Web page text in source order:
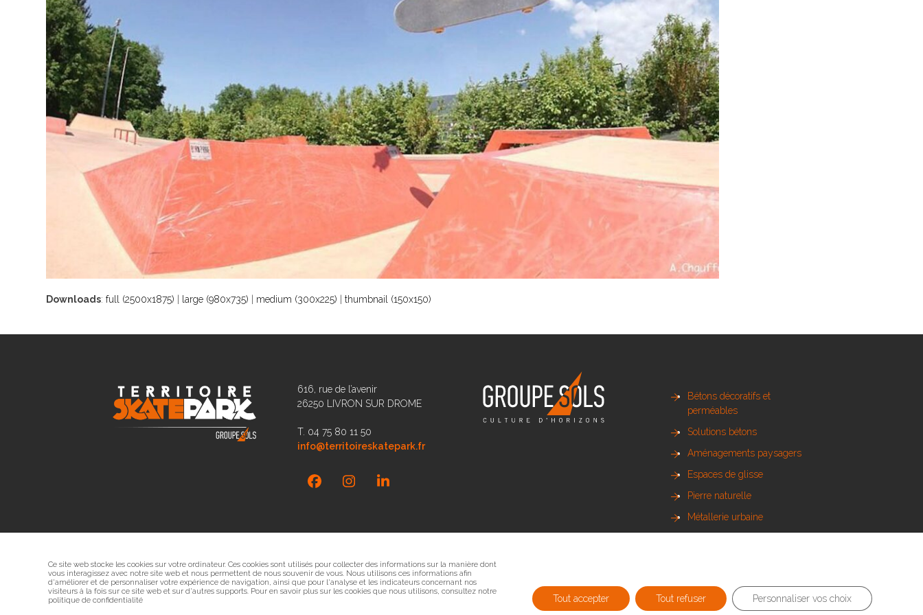
Downloads:full (2500x1875) large (980x735) medium (300x225) |thumbnail (150x150)
616, rue de l’avenir
26250 LIVRON SUR DROME
T. 04 75 80 11 50
info@territoireskatepark.fr
Facebook
InstagramLinkedIn
Bétons décoratifs et
perméables
Solutions bétons
Aménagements paysagers
Espaces de glisse
Pierre naturelle
Métallerie urbaine
Ce site web stocke les cookies sur votre ordinateur. Ces cookies sont utilisés pour collecter des informations sur la manière dont
vous interagissez avec notre site web et nous permettent de nous souvenir de vous. Nous utilisons ces informations afin
d'améliorer et de personnaliser votre expérience de navigation, ainsi que pour l'analyse et les indicateurs concernant nos
visiteurs à la fois sur ce site web et sur d'autres supports. Pour en savoir plus sur les cookies que nous utilisons, consultez notre
politique de confidentialité
Tout accepter Tout refuser Personnaliser vos choix